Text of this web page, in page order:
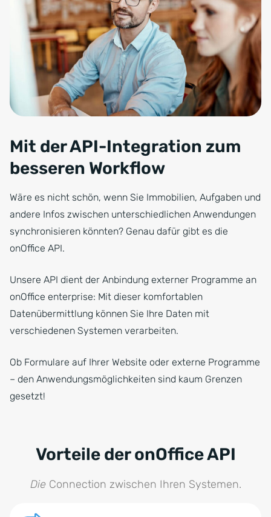
Mit der API-Integration zum
besseren Workflow
Wäre es nicht schön, wenn Sie Immobilien, Aufgaben und
andere Infos zwischen unterschiedlichen Anwendungen
synchronisieren könnten? Genau dafür gibt es die
onOffice API.
Unsere API dient der Anbindung externer Programme an
onOffice enterprise: Mit dieser komfortablen
Datenübermittlung können Sie Ihre Daten mit
verschiedenen Systemen verarbeiten.
Ob Formulare auf Ihrer Website oder externe Programme
– den Anwendungsmöglichkeiten sind kaum Grenzen
gesetzt!
Vorteile der onOffice API
DieConnection zwischen Ihren Systemen.